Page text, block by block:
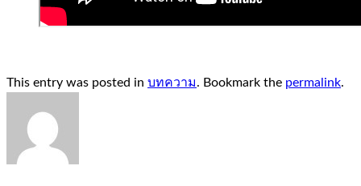
This entry was posted in บทความ. Bookmark the permalink.